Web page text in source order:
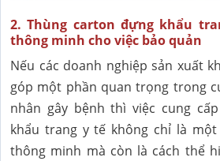
2. Thùng carton đựng khẩu
thông minh cho việc bảo quản
Nếu các doanh nghiệp sản xuất
góp một phần quan trọng trong
nhân gây bệnh thì việc cung
khẩu trang y tế không chỉ là
thông minh mà còn là cách thể